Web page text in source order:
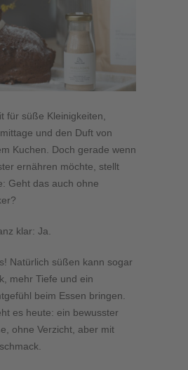
für süße Kleinigkeiten,
und den Duft von
Kuchen. Doch gerade wenn
ernähren möchte, stellt
Geht das auch ohne
klar: Ja.
Natürlich süßen kann sogar
mehr Tiefe und ein
beim Essen bringen.
es heute: ein bewusster
ohne Verzicht, aber mit